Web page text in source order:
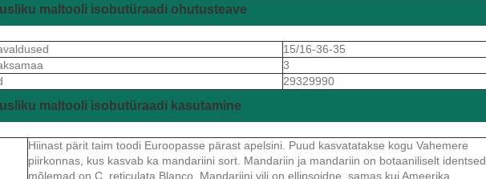
maltooli isobutüraadi ohutusteave
15/16-36-35
3
29329990
maltooli isobutüraadi kasutamine
Hiinast pärit taim toodi Euroopasse pärast apelsini. Puud kasvatatakse kogu Vahemere
piirkonnas, kus kasvab ka mandariini sort. Mandariin ja mandariin on botaaniliselt identsed,
mõlemad on C. reticulata Blanco. Mandariini vili on ellipsoidne, samas kui Ameerika